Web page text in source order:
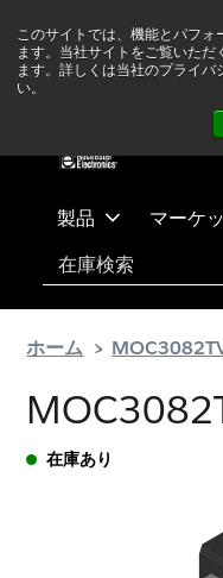
このサイトでは、機能とパフ
ます。当社サイトをご覧いた
ます。詳しくは当社のプライ
い。
テ
ス
ありません
製品 マーケ
検索
ホーム
在庫あり